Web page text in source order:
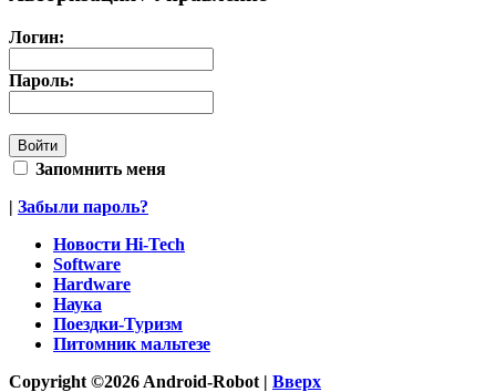
Логин:
Пароль:
Запомнить меня
| Забыли пароль?
Новости Hi-Tech
Software
Hardware
Наука
Поездки-Туризм
Питомник мальтезе
Copyright ©2026 Android-Robot | Вверх